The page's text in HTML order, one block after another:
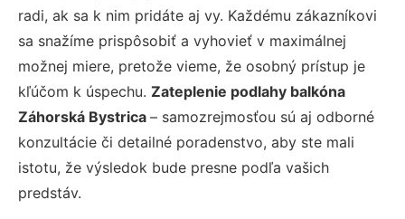
radi, ak sa k nim pridáte aj vy. Každému zákazníkovi
sa snažíme prispôsobiť a vyhovieť v maximálnej
možnej miere, pretože vieme, že osobný prístup je
kľúčom k úspechu. Zateplenie podlahy balkóna
Záhorská Bystrica – samozrejmosťou sú aj odborné
konzultácie či detailné poradenstvo, aby ste mali
istotu, že výsledok bude presne podľa vašich
predstáv.